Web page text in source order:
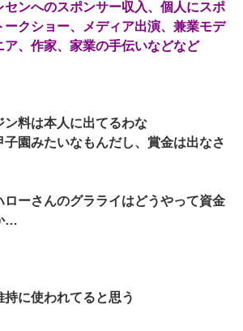
センへのスポンサー収入、個人にスポ
ークショー、メディア出演、兼業モデ
ア、作家、家業の手伝いなどなど
ン料は本人に出てるわな
園みたいなもんだし、賞金は出なさ
ローさんのグラライはどうやって資金
…
に使われてると思う